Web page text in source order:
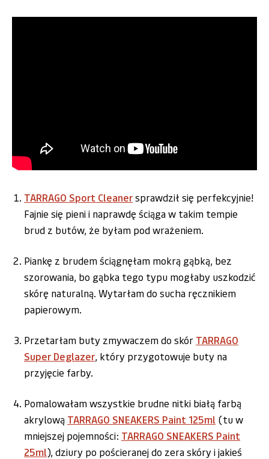
TARRAGO Sport Cleanersprawdził się perfekcyjnie!
Fajnie się pieni i naprawdę ściąga w takim tempie
brud z butów, że byłam pod wrażeniem.
Piankę z brudem ściągnęłam mokrą gąbką, bez
szorowania, bo gąbka tego typu mogłaby uszkodzić
skórę naturalną. Wytarłam do sucha ręcznikiem
papierowym.
Przetarłam buty zmywaczem do skór TARRAGO
Super Deglazer, który przygotowuje buty na
przyjęcie farby.
Pomalowałam wszystkie brudne nitki białą farbą
akrylową TARRAGO SNEAKERS Paint 125ml (tu w
mniejszej pojemności: TARRAGO SNEAKERS Paint
25ml), dziury po pościeranej do zera skóry i jakieś